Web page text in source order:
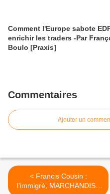
Comment l'Europe sabote
enrichir les traders -Par
Boulo [Praxis]
Commentaires
Ajouter un
< Francis Cousin :
l’immigré, MARCHANDISE